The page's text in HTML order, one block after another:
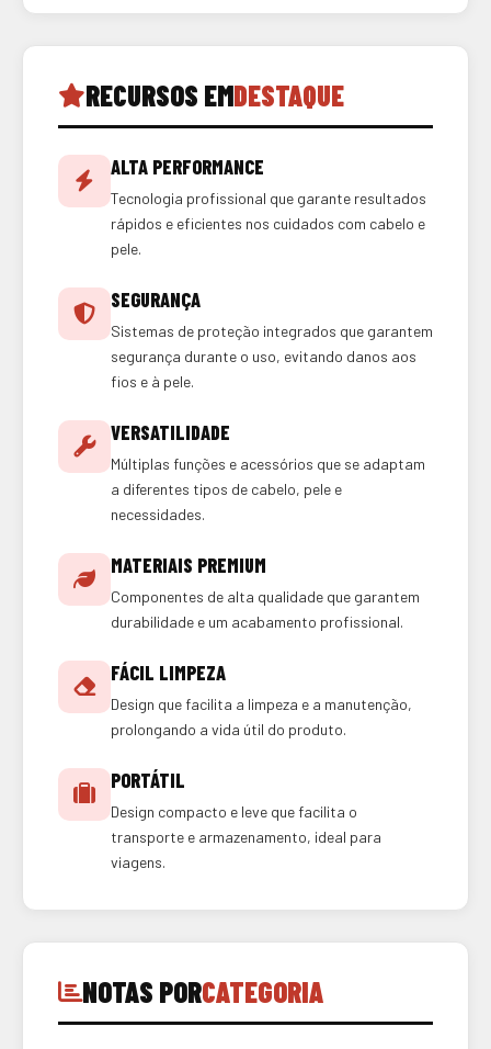
RECURSOS EMDESTAQUE
ALTA PERFORMANCE
Tecnologia profissional que garante resultados
rápidos e eficientes nos cuidados com cabelo e
pele.
SEGURANÇA
Sistemas de proteção integrados que garantem
segurança durante o uso, evitando danos aos
fios e à pele.
VERSATILIDADE
Múltiplas funções e acessórios que se adaptam
a diferentes tipos de cabelo, pele e
necessidades.
MATERIAIS PREMIUM
Componentes de alta qualidade que garantem
durabilidade e um acabamento profissional.
FÁCIL LIMPEZA
Design que facilita a limpeza e a manutenção,
prolongando a vida útil do produto.
PORTÁTIL
Design compacto e leve que facilita o
transporte e armazenamento, ideal para
viagens.
NOTAS PORCATEGORIA